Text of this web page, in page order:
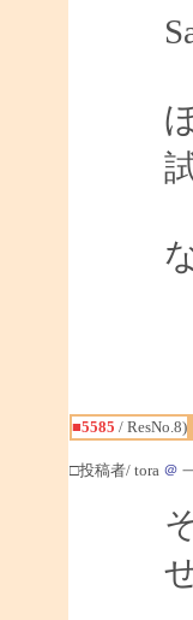
■5585 / ResNo.8)
□投稿者/ tora ＠